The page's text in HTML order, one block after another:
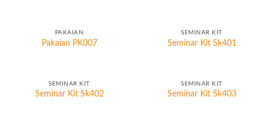
PAKAIAN
Pakaian PK007
SEMINAR KIT
Seminar Kit Sk401
SEMINAR KIT
Seminar Kit Sk402
SEMINAR KIT
Seminar Kit Sk403